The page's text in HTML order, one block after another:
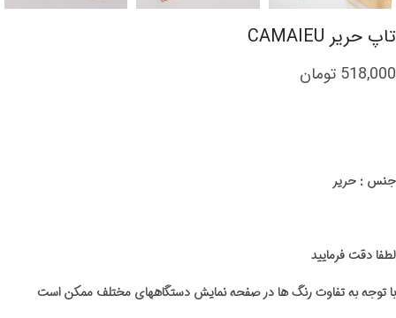
تاپ حریر CAMAIEU
518,000 تومان
جنس : حریر
لطفا دقت فرمایید
با توجه به تفاوت رنگ ها در صفحه نمایش دستگاههای مختلف ممکن است